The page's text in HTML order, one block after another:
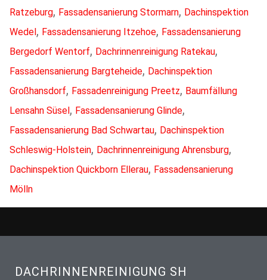
Ratzeburg, Fassadensanierung Stormarn, Dachinspektion
Wedel, Fassadensanierung Itzehoe, Fassadensanierung
Bergedorf Wentorf, Dachrinnenreinigung Ratekau,
Fassadensanierung Bargteheide, Dachinspektion
Großhansdorf, Fassadenreinigung Preetz, Baumfällung
Lensahn Süsel, Fassadensanierung Glinde,
Fassadensanierung Bad Schwartau, Dachinspektion
Schleswig-Holstein, Dachrinnenreinigung Ahrensburg,
Dachinspektion Quickborn Ellerau, Fassadensanierung
Mölln
DACHRINNENREINIGUNG SH